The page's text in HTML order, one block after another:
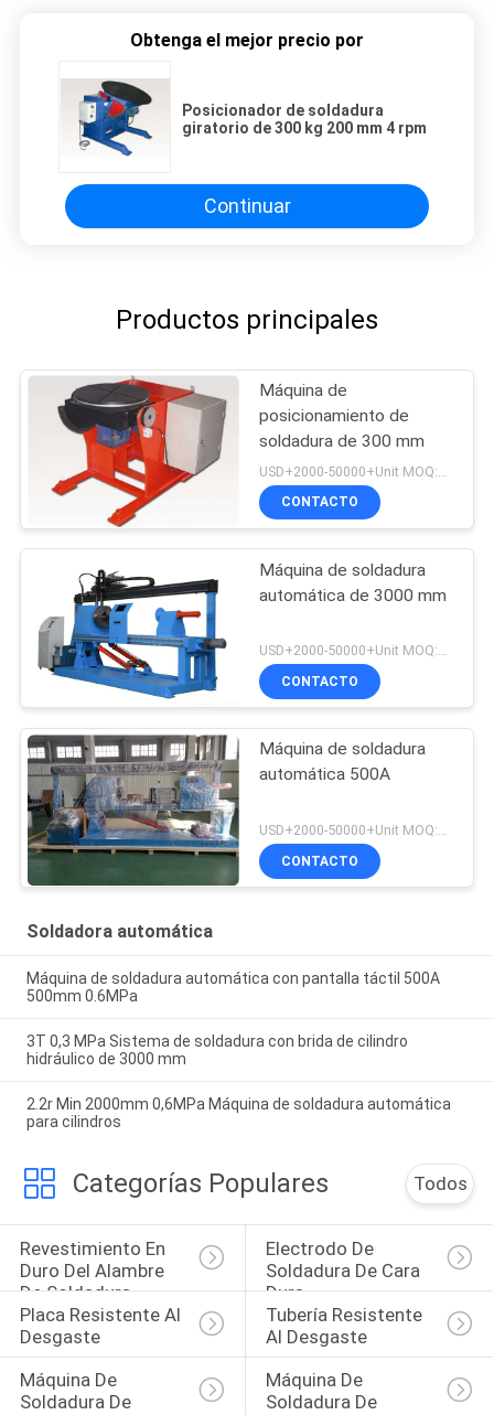
Obtenga el mejor precio por
Posicionador de soldadura
giratorio de 300 kg 200 mm 4 rpm
Continuar
Productos principales
Máquina de
posicionamiento de
soldadura de 300 mm
CONTACTO
Máquina de soldadura
automática de 3000 mm
USD+2000-50000+Unit MOQ:1 unidad
CONTACTO
Máquina de soldadura
automática 500A
USD+2000-50000+Unit MOQ:1 unidad
CONTACTO
Soldadora automática
Máquina de soldadura automática con pantalla táctil 500A
500mm 0.6MPa
3T 0,3 MPa Sistema de soldadura con brida de cilindro
hidráulico de 3000 mm
2.2r Min 2000mm 0,6MPa Máquina de soldadura automática
para cilindros
Categorías Populares Todos
Revestimiento En
Duro Del Alambre
De Soldadura
Electrodo De
Soldadura De Cara
Dura
Placa Resistente Al
Desgaste
Tubería Resistente
Al Desgaste
Máquina De
Soldadura De
Máquina De
Soldadura De